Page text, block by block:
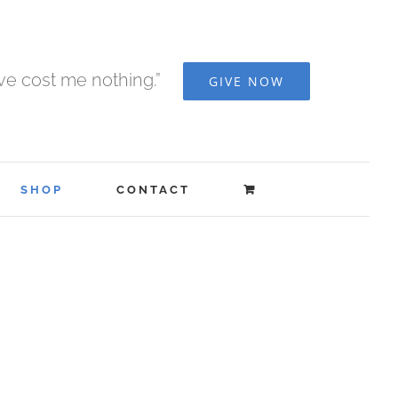
cost me nothing.” GIVE NOW
SHOP CONTACT